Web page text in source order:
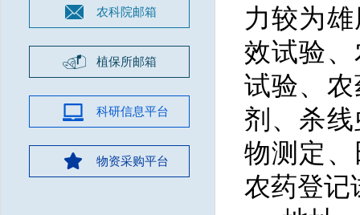
农科院邮箱
植保所邮箱
科研信息平台
物资采购平台
力较为
效试验
试验、
剂、杀
物测定
农药登记